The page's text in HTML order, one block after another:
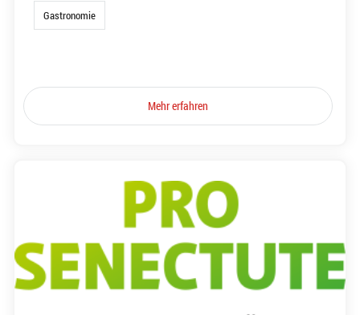
Gastronomie
Mehr erfahren